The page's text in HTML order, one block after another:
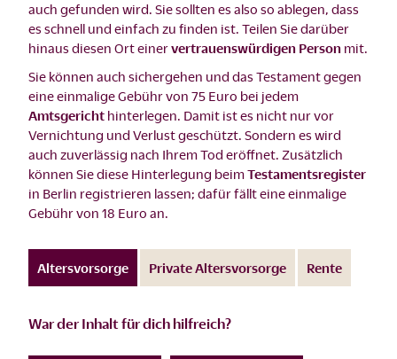
auch gefunden wird. Sie sollten es also so ablegen, dass
es schnell und einfach zu finden ist. Teilen Sie darüber
hinaus diesen Ort einervertrauenswürdigen Person mit.
Sie können auch sichergehen und das Testament gegen
eine einmalige Gebühr von 75 Euro bei jedem
Amtsgericht hinterlegen. Damit ist es nicht nur vor
Vernichtung und Verlust geschützt. Sondern es wird
auch zuverlässig nach Ihrem Tod eröffnet. Zusätzlich
können Sie diese Hinterlegung beimTestamentsregister
in Berlin registrieren lassen; dafür fällt eine einmalige
Gebühr von 18 Euro an.
Altersvorsorge Private Altersvorsorge Rente
War der Inhalt für dich hilfreich?